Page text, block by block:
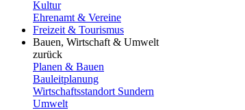
Kultur
Ehrenamt & Vereine
Freizeit & Tourismus
Bauen, Wirtschaft & Umwelt
zurück
Planen & Bauen
Bauleitplanung
Wirtschaftsstandort Sundern
Umwelt